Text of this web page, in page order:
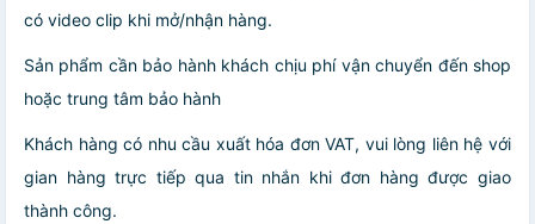
có video clip khi mở/nhận hàng.
Sản phẩm cần bảo hành khách chịu phí vận chuyển đến shop
hoặc trung tâm bảo hành
Khách hàng có nhu cầu xuất hóa đơn VAT, vui lòng liên hệ với
gian hàng trực tiếp qua tin nhắn khi đơn hàng được giao
thành công.